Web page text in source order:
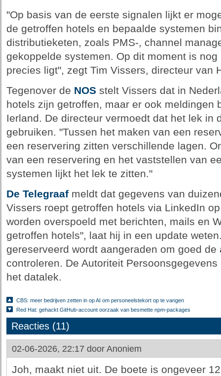
"Op basis van de eerste signalen lijkt er
de getroffen hotels en bepaalde systemen
distributieketen, zoals PMS-, channel
gekoppelde systemen. Op dit moment is
precies ligt", zegt Tim Vissers, directeur van
Tegenover de NOSstelt Vissers dat in
hotels zijn getroffen, maar er ook meldingen
Ierland. De directeur vermoedt dat het lek in
gebruiken. "Tussen het maken van een
een reservering zitten verschillende lagen.
van een reservering en het vaststellen van
systemen lijkt het lek te zitten."
De Telegraafmeldt dat gegevens van
Vissers roept getroffen hotels via LinkedIn
worden overspoeld met berichten, mails en
getroffen hotels", laat hij in een update
gereserveerd wordt aangeraden om goed
controleren. De Autoriteit
het datalek.
CBS: meer bedrijven zetten in op AI om personeelstekort op te vangen
Red Hat: gehackt GitHub-account oorzaak van besmette npm-packages
Reacties (11)
02-06-2026, 22:17 door Anoniem
Joh, maakt niet uit. De boete is ongeveer